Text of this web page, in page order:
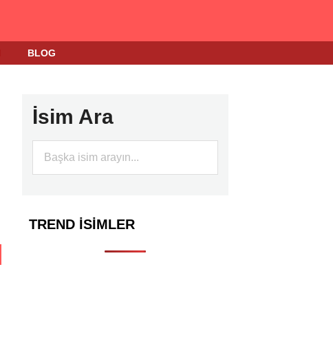
BLOG
İsim Ara
TREND İSIMLER